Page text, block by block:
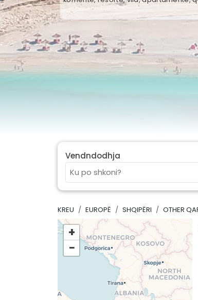
Vendndodhja
KREU EUROPË SHQIPËRI OTHER
+
−